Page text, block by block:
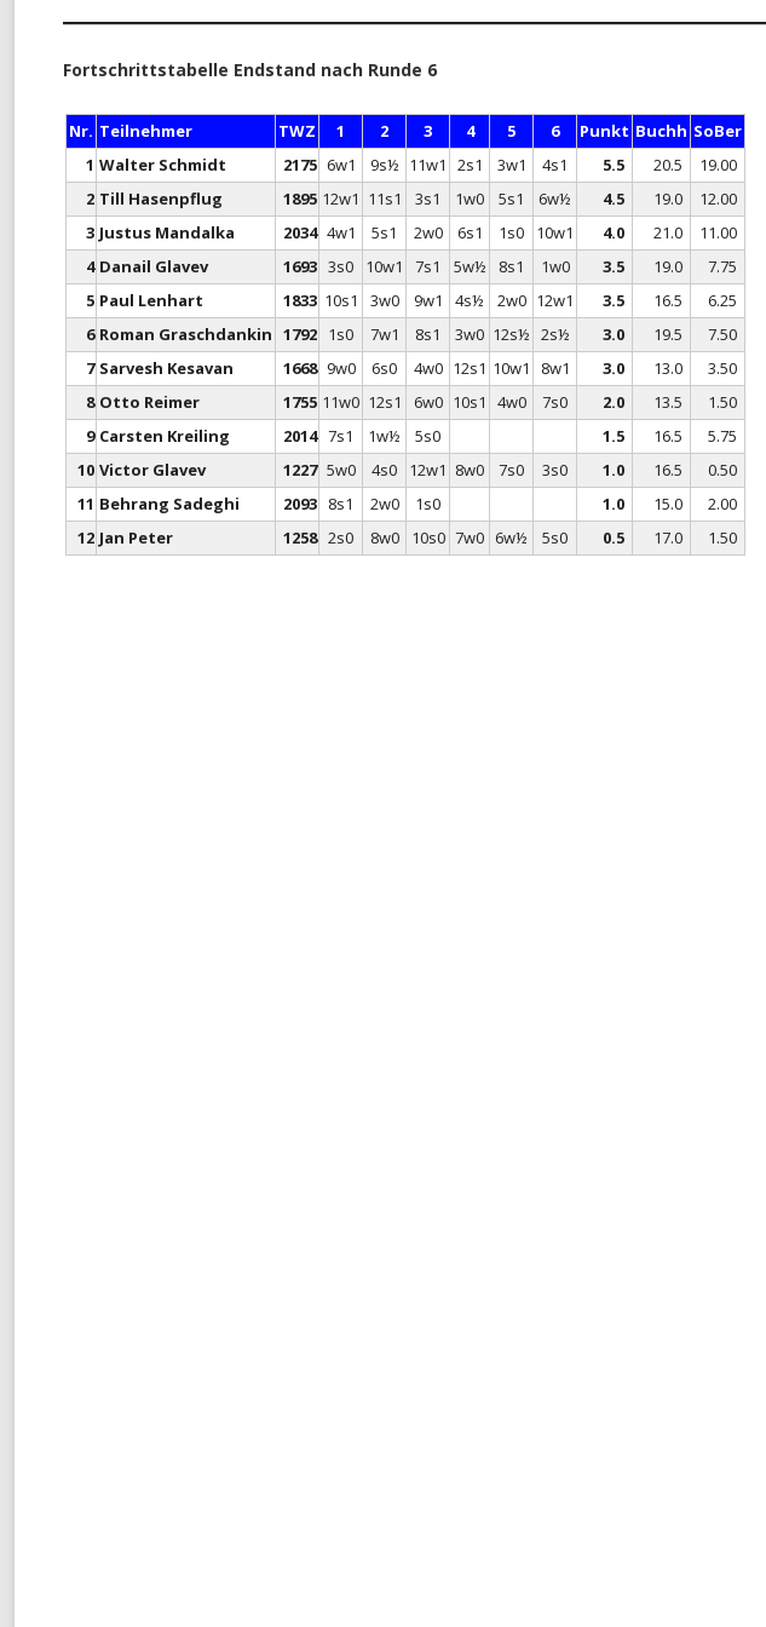
SCHNELLSCHACH-MEISTERSCHAFT
CHESS960-MEISTERSCHAFT
TANDEM-BLITZ-MEISTERSCHAFT
FRÜHSOMMER-CUP
Fortschrittstabelle Endstand nach Runde 6
Nr. Teilnehmer TWZ 1 2 3 4 5 6 Punkt Buchh SoBer
1 Walter Schmidt 2175 6w1 9s½ 11w1 2s1 3w1 4s1 5.5 20.5
19.00
2 Till Hasenpflug 1895 12w1 11s1 3s1 1w0 5s1 6w½ 4.5 19.0
12.00
3 Justus Mandalka 2034 4w1 5s1 2w0 6s1 1s0 10w1 4.0 21.0
11.00
4 Danail Glavev 1693 3s0 10w1 7s1 5w½ 8s1 1w0 3.5 19.0
7.75
5 Paul Lenhart 1833 10s1 3w0 9w1 4s½ 2w0 12w1 3.5 16.5
6.25
6 Roman Graschdankin 1792 1s0 7w1 8s1 3w0 12s½ 2s½ 3.0 19.5
7.50
7 Sarvesh Kesavan 1668 9w0 6s0 4w0 12s1 10w1 8w1 3.0 13.0
3.50
8 Otto Reimer 1755 11w0 12s1 6w0 10s1 4w0 7s0 2.0 13.5
1.50
9 Carsten Kreiling 2014 7s1 1w½ 5s0 1.5 16.5
5.75
10 Victor Glavev 1227 5w0 4s0 12w1 8w0 7s0 3s0 1.0 16.5
0.50
11 Behrang Sadeghi 2093 8s1 2w0 1s0 1.0 15.0
2.00
12 Jan Peter 1258 2s0 8w0 10s0 7w0 6w½ 5s0 0.5 17.0 1.50